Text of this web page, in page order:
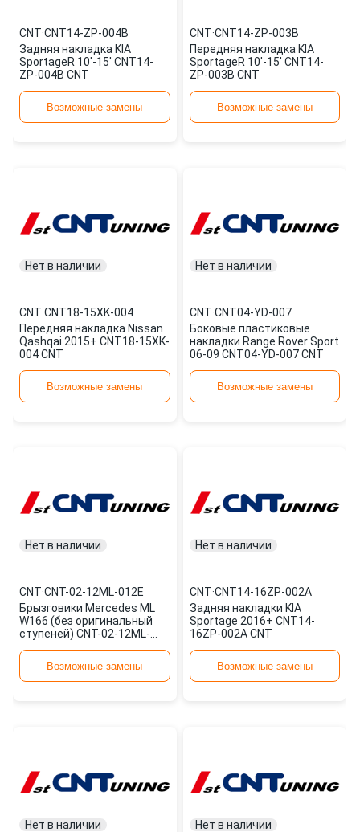
CNT·CNT14-ZP-004B
Задняя накладка KIA
SportageR 10'-15' CNT14-
ZP-004B CNT
Возможные замены
CNT·CNT14-ZP-003B
Передняя накладка KIA
SportageR 10'-15' CNT14-
ZP-003B CNT
Возможные замены
Нет в наличии
CNT·CNT18-15XK-004
Передняя накладка Nissan
Qashqai 2015+ CNT18-15XK-
004 CNT
Возможные замены
Нет в наличии
CNT·CNT04-YD-007
Боковые пластиковые
накладки Range Rover Sport
06-09 CNT04-YD-007 CNT
Возможные замены
Нет в наличии
CNT·CNT-02-12ML-012E
Брызговики Mercedes ML
W166 (без оригинальный
ступеней) CNT-02-12ML-
Возможные замены
Нет в наличии
CNT·CNT14-16ZP-002A
Задняя накладки KIA
Sportage 2016+ CNT14-
16ZP-002A CNT
Возможные замены
Нет в наличии Нет в наличии